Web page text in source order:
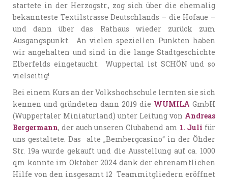
startete in der Herzogstr., zog sich über die ehemalig
bekannteste Textilstrasse Deutschlands – die Hofaue –
und dann über das Rathaus wieder zurück zum
Ausgangspunkt. An vielen speziellen Punkten haben
wir angehalten und sind in die lange Stadtgeschichte
Elberfelds eingetaucht. Wuppertal ist SCHÖN und so
vielseitig!
Bei einem Kurs an der Volkshochschule lernten sie sich
kennen und gründeten dann 2019 die WUMILA GmbH
(Wuppertaler Miniaturland) unter Leitung von Andreas
Bergermann, der auch unseren Clubabend am 1. Juli für
uns gestaltete. Das alte „Bembergcasino“ in der Öhder
Str. 19a wurde gekauft und die Ausstellung auf ca. 1000
qm konnte im Oktober 2024 dank der ehrenamtlichen
Hilfe von den insgesamt 12 Teammitgliedern eröffnet